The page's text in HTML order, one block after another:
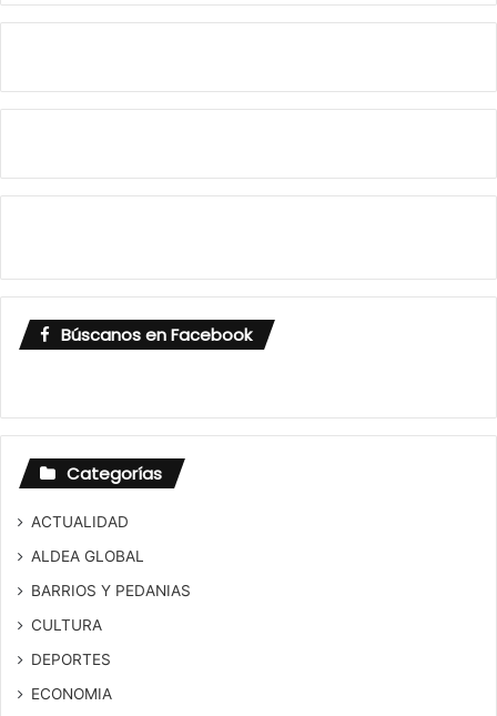
Búscanos en Facebook
Categorías
ACTUALIDAD
ALDEA GLOBAL
BARRIOS Y PEDANIAS
CULTURA
DEPORTES
ECONOMIA